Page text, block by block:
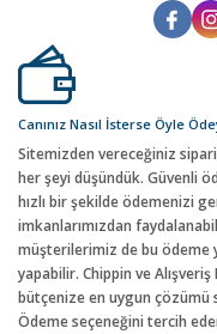
Canınız Nasıl İsterse Öyle
Sitemizden vereceğiniz
her şeyi düşündük. Güvenli
hızlı bir şekilde ödemenizi
imkanlarımızdan
müşterilerimiz de bu ödeme
yapabilir. Chippin ve
bütçenize en uygun çözümü
Ödeme seçeneğini tercih